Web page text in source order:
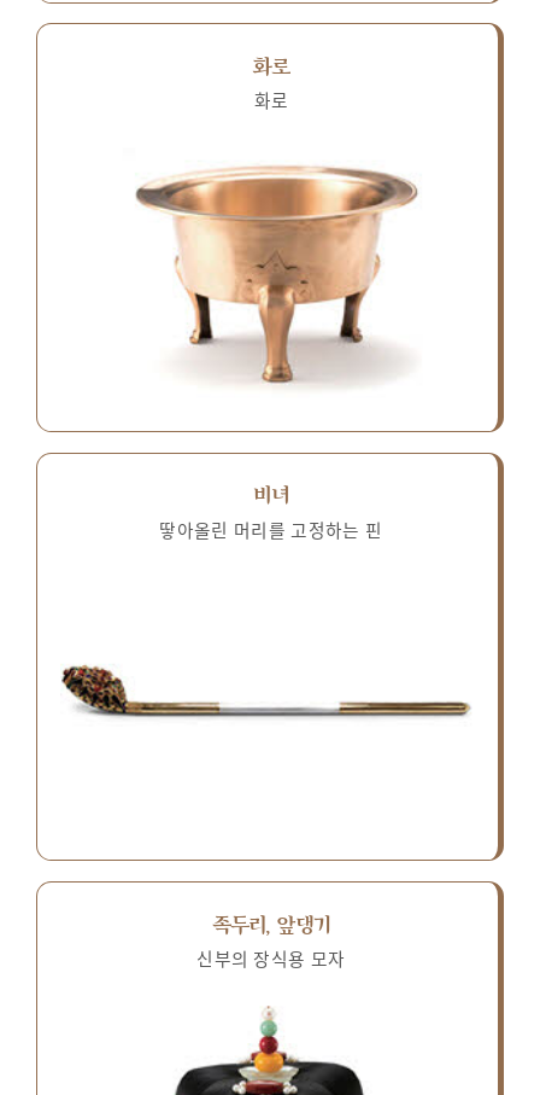
화로
화로
비녀
땋아올린 머리를 고정하는 핀
족두리, 앞댕기
신부의 장식용 모자